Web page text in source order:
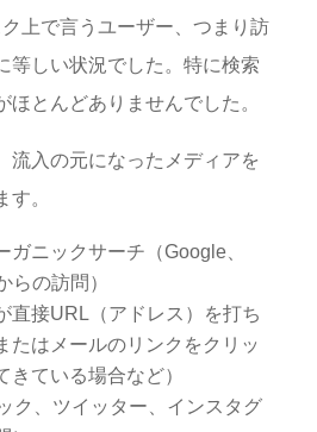
上で言うユーザー、つまり訪
等しい状況でした。特に検索
ほとんどありませんでした。
流入の元になったメディアを
す。
ガニックサーチ（Google、
らの訪問）
直接URL（アドレス）を打ち
たはメールのリンクをクリッ
きている場合など）
ク、ツイッター、インスタグ